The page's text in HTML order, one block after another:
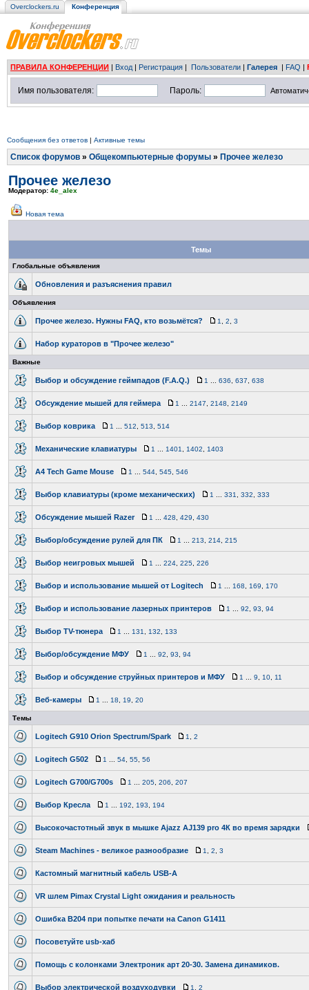
Overclockers.ru Конференция
ПРАВИЛА КОНФЕРЕНЦИИ | Вход | Регистрация | Пользователи | Галерея | FAQ |
Имя пользователя: Пароль:
Сообщения без ответов | Активные темы
Список форумов » Общекомпьютерные форумы » Прочее железо
Прочее железо
Модератор: 4e_alex
Новая тема
Темы
Глобальные объявления
Обновления и разъяснения правил
Объявления
Прочее железо. Нужны FAQ, кто возьмётся? 1 2 3
Набор кураторов в "Прочее железо"
Важные
Выбор и обсуждение геймпадов (F.A.Q.) 1 636 637 638
Обсуждение мышей для геймера 1 2147 2148 2149
Выбор коврика 1 512 513 514
Механические клавиатуры 1 1401 1402 1403
A4 Tech Game Mouse 1 544 545 546
Выбор клавиатуры (кроме механических) 1 331 332 333
Обсуждение мышей Razer 1 428 429 430
Выбор/обсуждение рулей для ПК 1 213 214 215
Выбор неигровых мышей 1 224 225 226
Выбор и использование мышей от Logitech 1 168 169 170
Выбор и использование лазерных принтеров 1 92 93 94
Выбор TV-тюнера 1 131 132 133
Выбор/обсуждение МФУ 1 92 93 94
Выбор и обсуждение струйных принтеров и МФУ 1 9 10 11
Веб-камеры 1 18 19 20
Темы
Logitech G910 Orion Spectrum/Spark 1 2
Logitech G502 1 54 55 56
Logitech G700/G700s 1 205 206 207
Выбор Кресла 1 192 193 194
Высокочастотный звук в мышке Ajazz AJ139 pro 4К во время зарядки
Steam Machines - великое разнообразие 1 2 3
Кастомный магнитный кабель USB-A
VR шлем Pimax Crystal Light ожидания и реальность
Ошибка B204 при попытке печати на Canon G1411
Посоветуйте usb-хаб
Помощь с колонками Электроник арт 20-30. Замена динамиков.
Выбор электрической воздуходувки 1 2